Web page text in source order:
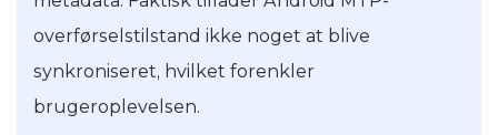
overførselstilstand ikke noget at blive
synkroniseret, hvilket forenkler
brugeroplevelsen.